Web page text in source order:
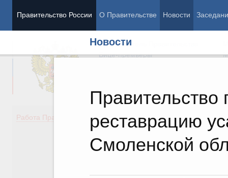
Правительство России О Правительстве Новости
Новости
реставрацию
Смоленской
Председатель Правительства
Вице-премьеры
Работа Правительства
Демография
Здоровье
Культура